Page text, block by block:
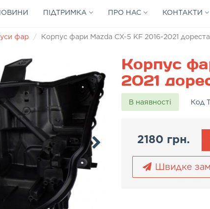
ПІДТРИМКА ПРО НАС КОНТАКТИ
фар Корпус фари Mazda CX-5 KF 2016-2021
Корпус
2021
В наявності Код
2180 грн.
Швидке